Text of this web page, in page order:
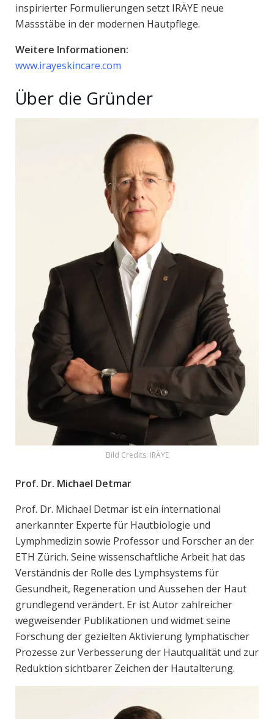
inspirierter Formulierungen setzt IRÄYE neue
Massstäbe in der modernen Hautpflege.
Weitere Informationen:
www.irayeskincare.com
Über die Gründer
Bild Credits: IRÄYE
Prof. Dr. Michael Detmar
Prof. Dr. Michael Detmar ist ein international
anerkannter Experte für Hautbiologie und
Lymphmedizin sowie Professor und Forscher an der
ETH Zürich. Seine wissenschaftliche Arbeit hat das
Verständnis der Rolle des Lymphsystems für
Gesundheit, Regeneration und Aussehen der Haut
grundlegend verändert. Er ist Autor zahlreicher
wegweisender Publikationen und widmet seine
Forschung der gezielten Aktivierung lymphatischer
Prozesse zur Verbesserung der Hautqualität und zur
Reduktion sichtbarer Zeichen der Hautalterung.